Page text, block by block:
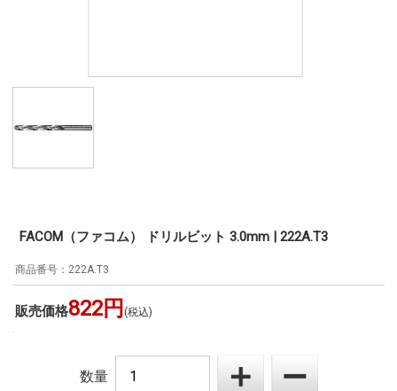
FACOM（ファコム） ドリルビット 3.0mm | 222A.T3
222A.T3
販売価格822円 (税込)
数量